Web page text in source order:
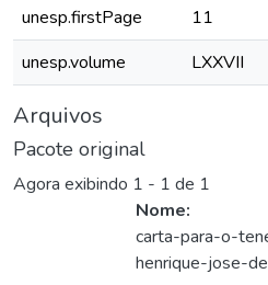
unesp.firstPage
11
unesp.volume
LXXVII
Arquivos
Pacote original
Agora exibindo 1 - 1 de 1
Nome:
carta-para-o-
henrique-jose-